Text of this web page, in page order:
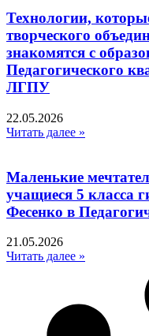
Технологии,
творческого
знакомятся с
Педагогического
ЛГПУ
22.05.2026
Читать далее »
Маленькие
учащиеся 5 класса
Фесенко в
21.05.2026
Читать далее »